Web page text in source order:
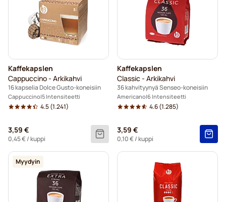
Kaffekapslen
Cappuccino - Arkikahvi
16 kapselia Dolce Gusto-koneisiin
Cappuccino 5 Intensiteetti
4.5(1.241)
3,59 €
0,45 €/ kuppi
Kaffekapslen
Classic - Arkikahvi
36 kahvityynyä Senseo-koneisiin
Americano 6 Intensiteetti
4.6(1.285)
3,59 €
0,10 €/ kuppi
Myydyin